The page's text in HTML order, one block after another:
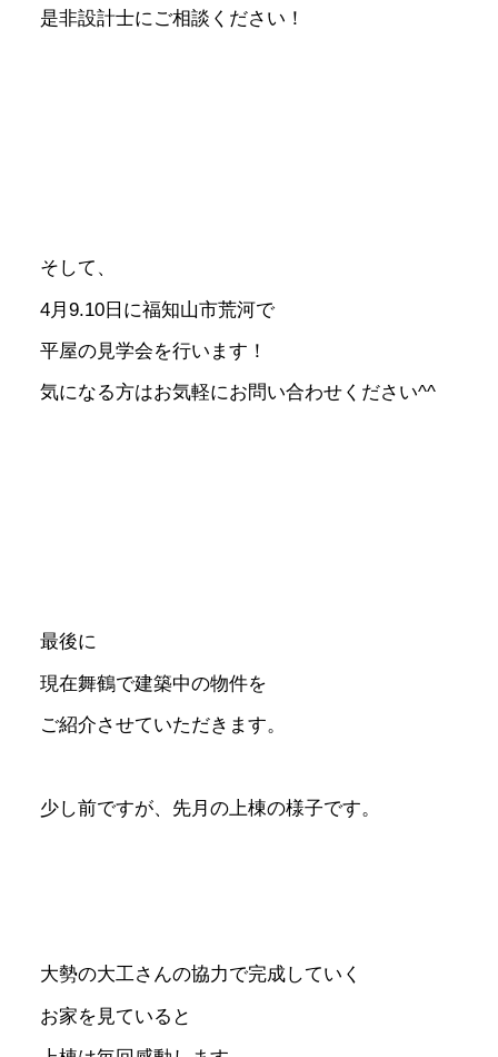
是非設計士にご相談ください！
そして、
4月9.10日に福知山市荒河で
平屋の見学会を行います！
気になる方はお気軽にお問い合わせください^^
最後に
現在舞鶴で建築中の物件を
ご紹介させていただきます。
少し前ですが、先月の上棟の様子です。
大勢の大工さんの協力で完成していく
お家を見ていると